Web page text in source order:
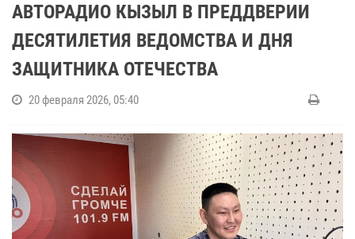
АВТОРАДИО КЫЗЫЛ В ПРЕДДВЕРИИ
ДЕСЯТИЛЕТИЯ ВЕДОМСТВА И ДНЯ
ЗАЩИТНИКА ОТЕЧЕСТВА
20 февраля 2026, 05:40